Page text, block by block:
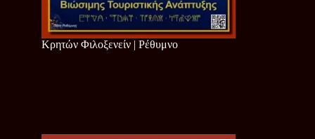
Κρητών Φιλοξενείν | Ρέθυμνο